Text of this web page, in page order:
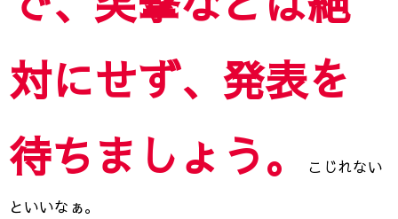
対にせず、発表を
待ちましょう。
こじれない
といいなぁ。